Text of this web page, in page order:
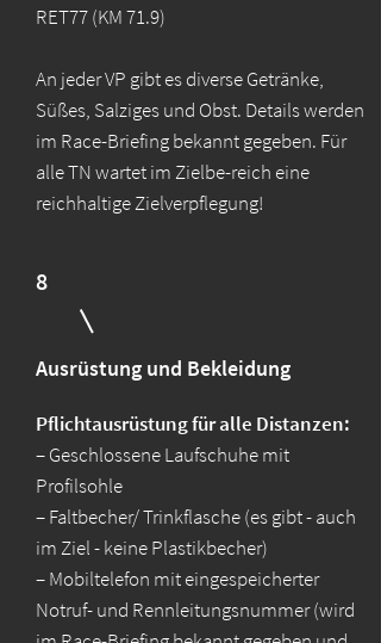
RET77 (KM 71.9)
An jeder VP gibt es diverse Getränke,
Süßes, Salziges und Obst. Details werden
im Race-Briefing bekannt gegeben. Für
alle TN wartet im Zielbe-reich eine
reichhaltige Zielverpflegung!
8
Ausrüstung und Bekleidung
Pflichtausrüstung für alle Distanzen:
– Geschlossene Laufschuhe mit
Profilsohle
– Faltbecher/ Trinkflasche (es gibt - auch
im Ziel - keine Plastikbecher)
– Mobiltelefon mit eingespeicherter
Notruf- und Rennleitungsnummer (wird